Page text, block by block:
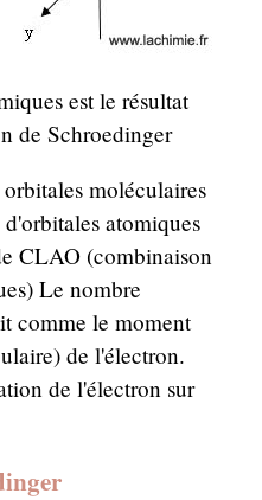
est le résultat
de Schroedinger
moléculaires
atomiques
CLAO (combinaison
Le nombre
comme le moment
de l'électron.
de l'électron sur